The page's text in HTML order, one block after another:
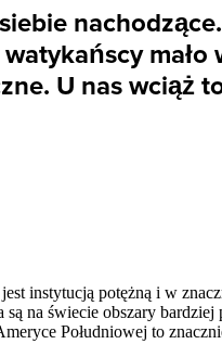
U nas wciąż
instytucją potężną i w
na świecie obszary
Południowej to